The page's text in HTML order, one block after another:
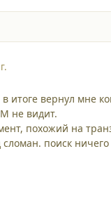
итоге вернул мне
не видит.
похожий на
поиск ничего